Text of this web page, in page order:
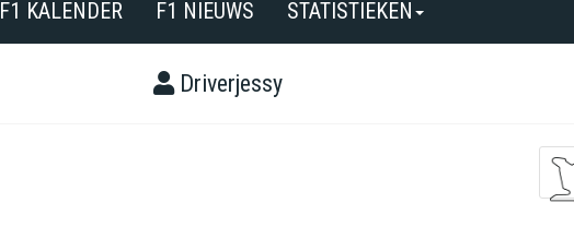
F1 KALENDER F1 NIEUWS STATISTIEKEN
Driverjessy